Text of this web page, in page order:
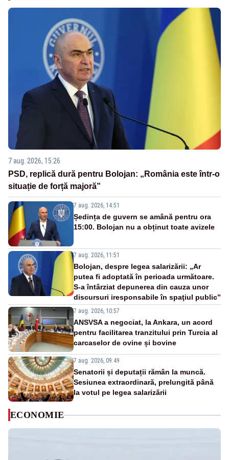
7 aug. 2026, 15:26
PSD, replică dură pentru Bolojan: „România este într-o
situație de forță majoră”
7 aug. 2026, 14:51
Ședința de guvern se amână pentru ora
15:00. Bolojan nu a obținut toate avizele
7 aug. 2026, 11:51
Bolojan, despre legea salarizării: „Ar
putea fi adoptată în perioada următoare.
S-a întârziat depunerea din cauza unor
discursuri iresponsabile în spaţiul public”
7 aug. 2026, 10:57
ANSVSA a negociat, la Ankara, un acord
pentru facilitarea tranzitului prin Turcia al
carcaselor de ovine și bovine
7 aug. 2026, 09:49
Senatorii și deputații rămân la muncă.
Sesiunea extraordinară, prelungită până
la votul pe legea salarizării
ECONOMIE